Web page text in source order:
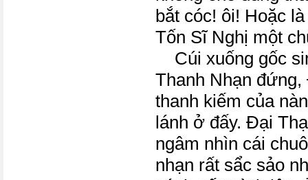
bắt cóc! ôi! Hoặc
Tốn Sĩ Nghị một
Cúi xuống gốc
Thanh Nhạn
thanh kiếm của
lánh ở đấy. Đại
ngâm nhìn cái
nhạn rất sẩc sảo